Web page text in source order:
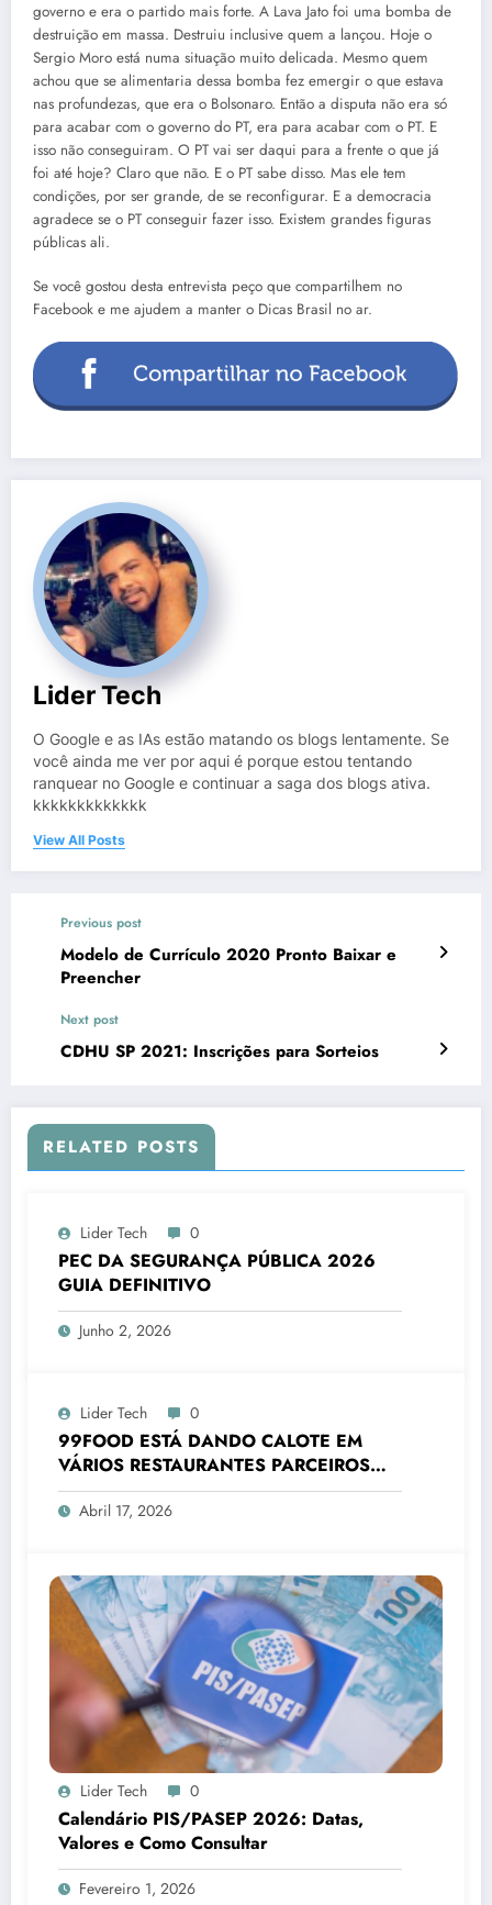
governo e era o partido mais forte. A Lava Jato foi uma bomba de
destruição em massa. Destruiu inclusive quem a lançou. Hoje o
Sergio Moro está numa situação muito delicada. Mesmo quem
achou que se alimentaria dessa bomba fez emergir o que estava
nas profundezas, que era o Bolsonaro. Então a disputa não era só
para acabar com o governo do PT, era para acabar com o PT. E
isso não conseguiram. O PT vai ser daqui para a frente o que já
foi até hoje? Claro que não. E o PT sabe disso. Mas ele tem
condições, por ser grande, de se reconfigurar. E a democracia
agradece se o PT conseguir fazer isso. Existem grandes figuras
públicas ali.
Se você gostou desta entrevista peço que compartilhem no
Facebook e me ajudem a manter o Dicas Brasil no ar.
Lider Tech
O Google e as IAs estão matando os blogs lentamente. Se
você ainda me ver por aqui é porque estou tentando
ranquear no Google e continuar a saga dos blogs ativa.
kkkkkkkkkkkkk
View All Posts
Previous post
Modelo de Currículo 2020 Pronto Baixar e
Preencher
Next post
CDHU SP 2021: Inscrições para Sorteios
RELATED POSTS
Lider Tech 0
PEC DA SEGURANÇA PÚBLICA 2026
GUIA DEFINITIVO
Junho 2, 2026
Lider Tech 0
99FOOD ESTÁ DANDO CALOTE EM
VÁRIOS RESTAURANTES PARCEIROS
2026
Abril 17, 2026
Lider Tech 0
Calendário PIS/PASEP 2026: Datas,
Valores e Como Consultar
Fevereiro 1, 2026